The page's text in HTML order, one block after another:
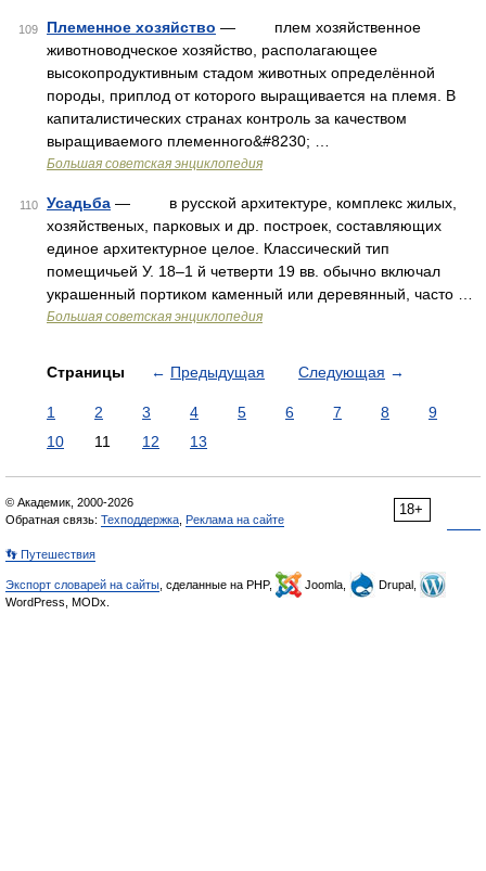
109 Племенное хозяйство — плем хозяйственное
животноводческое хозяйство, располагающее
высокопродуктивным стадом животных определённой
породы, приплод от которого выращивается на племя. В
капиталистических странах контроль за качеством
выращиваемого племенного&#8230; …
Большая советская энциклопедия
110 Усадьба — в русской архитектуре, комплекс жилых,
хозяйственых, парковых и др. построек, составляющих
единое архитектурное целое. Классический тип
помещичьей У. 18–1 й четверти 19 вв. обычно включал
украшенный портиком каменный или деревянный, часто …
Большая советская энциклопедия
Страницы ← Предыдущая Следующая →
1 2 3 4 5 6 7 8
9
10
11 12 13
18+
© Академик, 2000-2026
Обратная связь: Техподдержка Реклама на сайте
👣 Путешествия
Экспорт словарей на сайты , сделанные на PHP, Joomla,
Drupal,
WordPress, MODx.